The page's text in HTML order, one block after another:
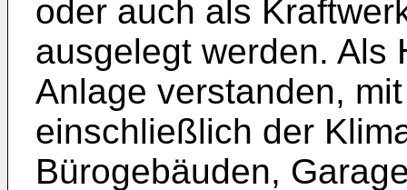
oder auch als
ausgelegt werden. Als
Anlage verstanden,
einschließlich der
Bürogebäuden,